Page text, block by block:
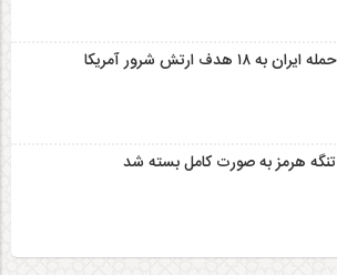
حمله ایران به ۱۸ هدف ارتش شرور آمریکا
تنگه هرمز به صورت کامل بسته شد